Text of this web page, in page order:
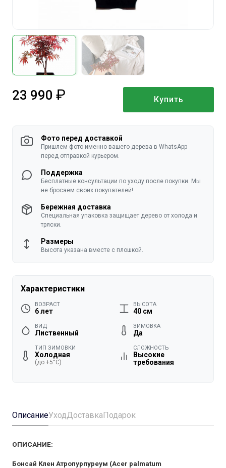
23 990 Купить
Фото перед доставкой
Пришлем фото именно вашего дерева в WhatsApp
перед отправкой курьером.
Поддержка
Бесплатные консультации по уходу после покупки. Мы
не бросаем своих покупателей!
Бережная доставка
Специальная упаковка защищает дерево от холода и
тряски.
Размеры
Высота указана вместе с плошкой.
Характеристики
ВОЗРАСТ
6 лет
ВЫСОТА
40 см
ВИД
Лиственный
ЗИМОВКА
Да
ТИП ЗИМОВКИ
Холодная
(до +5°C)
СЛОЖНОСТЬ
Высокие
требования
ОписаниеУходДоставкаПодарок
ОПИСАНИЕ:
Бонсай Клен Атропурпуреум (Acer palmatum